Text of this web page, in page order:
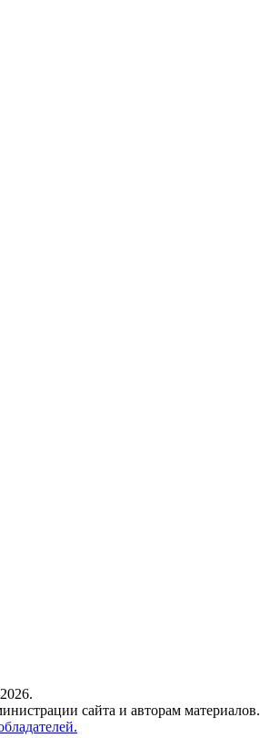
сайта и авторам материалов.